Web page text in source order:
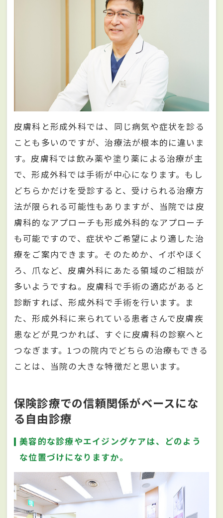
皮膚科と形成外科では、同じ病気や症状を診る
ことも多いのですが、治療法が根本的に違いま
す。皮膚科では飲み薬や塗り薬による治療が主
で、形成外科では手術が中心になります。もし
どちらかだけを受診すると、受けられる治療方
法が限られる可能性もありますが、当院では皮
膚科的なアプローチも形成外科的なアプローチ
も可能ですので、症状やご希望により適した治
療をご案内できます。そのためか、イボやほく
ろ、爪など、皮膚外科にあたる領域のご相談が
多いようですね。皮膚科で手術の適応があると
診断すれば、形成外科で手術を行います。ま
た、形成外科に来られている患者さんで皮膚疾
患などが見つかれば、すぐに皮膚科の診察へと
つなぎます。1つの院内でどちらの治療もできる
ことは、当院の大きな特徴だと思います。
保険診療での信頼関係がベースにな
る自由診療
美容的な診療やエイジングケアは、どのよう
な位置づけになりますか。